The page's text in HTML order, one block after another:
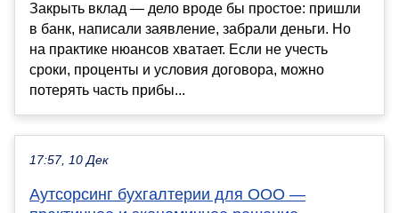
Закрыть вклад — дело вроде бы простое: пришли
в банк, написали заявление, забрали деньги. Но
на практике нюансов хватает. Если не учесть
сроки, проценты и условия договора, можно
потерять часть прибы...
17:57, 10 Дек
Аутсорсинг бухгалтерии для ООО —